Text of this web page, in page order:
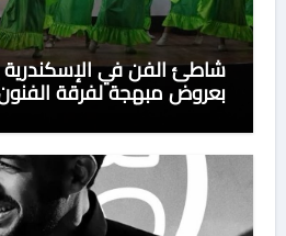
شاطئ الفن في الإسكندرية
بعروض مبهجة لفرقة